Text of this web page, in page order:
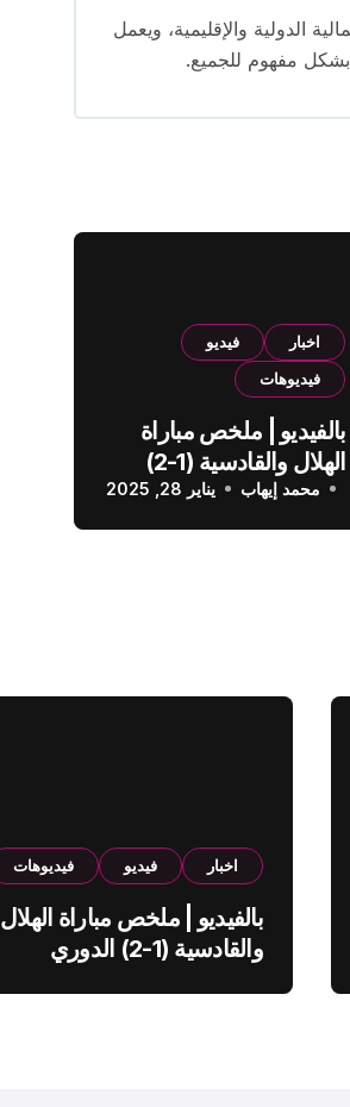
المالية الدولية والإقليمية، ويعمل
بشكل مفهوم للجميع.
اخبار
فيديو
فيديوهات
بالفيديو | ملخص مباراة
الهلال والقادسية (1-2)
الدوري السعودي
محمد إيهاب يناير 28, 2025
اخبار فيديو فيديوهات
بالفيديو | ملخص مباراة الهلال
والقادسية (1-2) الدوري